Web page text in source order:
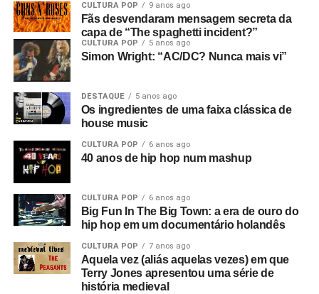
CULTURA POP 9 anos ago
Fãs desvendaram mensagem secreta da
capa de “The spaghetti incident?”
CULTURA POP 5 anos ago
Simon Wright: “AC/DC? Nunca mais vi”
DESTAQUE 5 anos ago
Os ingredientes de uma faixa clássica de
house music
CULTURA POP 6 anos ago
40 anos de hip hop num mashup
CULTURA POP 6 anos ago
Big Fun In The Big Town: a era de ouro do
hip hop em um documentário holandês
CULTURA POP 7 anos ago
Aquela vez (aliás aquelas vezes) em que
Terry Jones apresentou uma série de
história medieval